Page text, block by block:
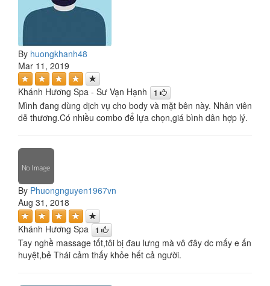
By huongkhanh48
Mar 11, 2019
Khánh Hương Spa - Sư Vạn Hạnh 1
Mình đang dùng dịch vụ cho body và mặt bên này. Nhân viên
dễ thương.Có nhiều combo để lựa chọn,giá bình dân hợp lý.
By Phuongnguyen1967vn
Aug 31, 2018
Khánh Hương Spa 1
Tay nghề massage tốt,tôi bị đau lưng mà vô đây dc mấy e ấn
huyệt,bẻ Thái cảm thấy khỏe hết cả người.